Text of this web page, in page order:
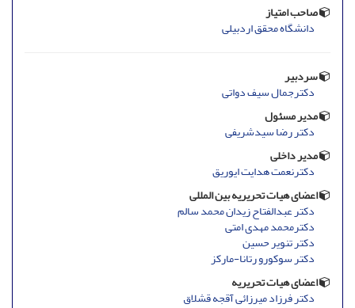
صاحب امتیاز
دانشگاه محقق اردبیلی
سردبیر
دکترجمال سیف دواتی
مدیر مسئول
دکتر رضا سیدشریفی
مدیر داخلی
دکترنعمت هدایت ایوریق
اعضای هیات تحریریه بین المللی
دکتر عبدالفتاح زیدان محمد سالم
دکترمحمد مهدی امتی
دکتر تنویر حسین
دکتر سوکورو رتانا-مارکز
اعضای هیات تحریریه
دکتر فرزاد میرزائی آقجه قشلاق